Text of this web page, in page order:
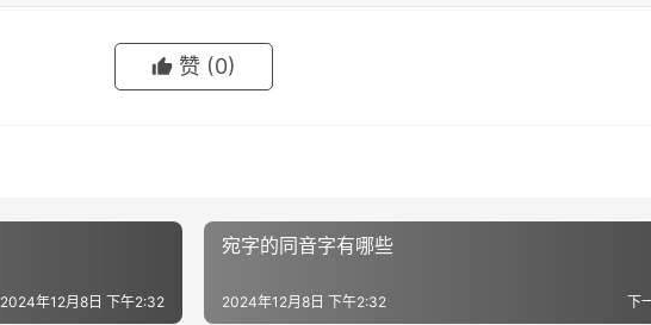
赞 (0)
2024年12月8日 下午2:32
宛字的同音字有哪些
下
2024年12月8日 下午2:32